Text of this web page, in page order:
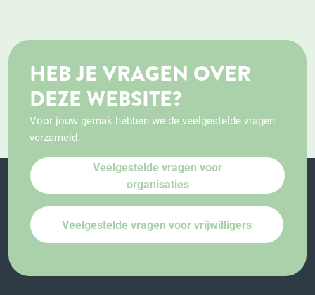
HEB JE VRAGEN OVER
DEZE WEBSITE?
Voor jouw gemak hebben we de veelgestelde vragen
verzameld.
Veelgestelde vragen voor
organisaties
Veelgestelde vragen voor vrijwilligers